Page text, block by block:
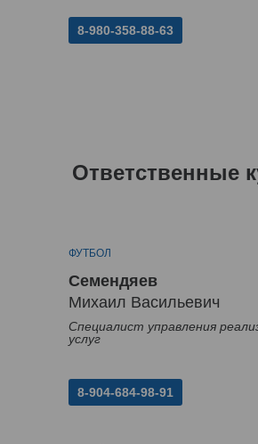
8-980-358-88-63
Ответственные
ФУТБОЛ
Семендяев
Михаил Васильевич
Специалист управления
услуг
8-904-684-98-91